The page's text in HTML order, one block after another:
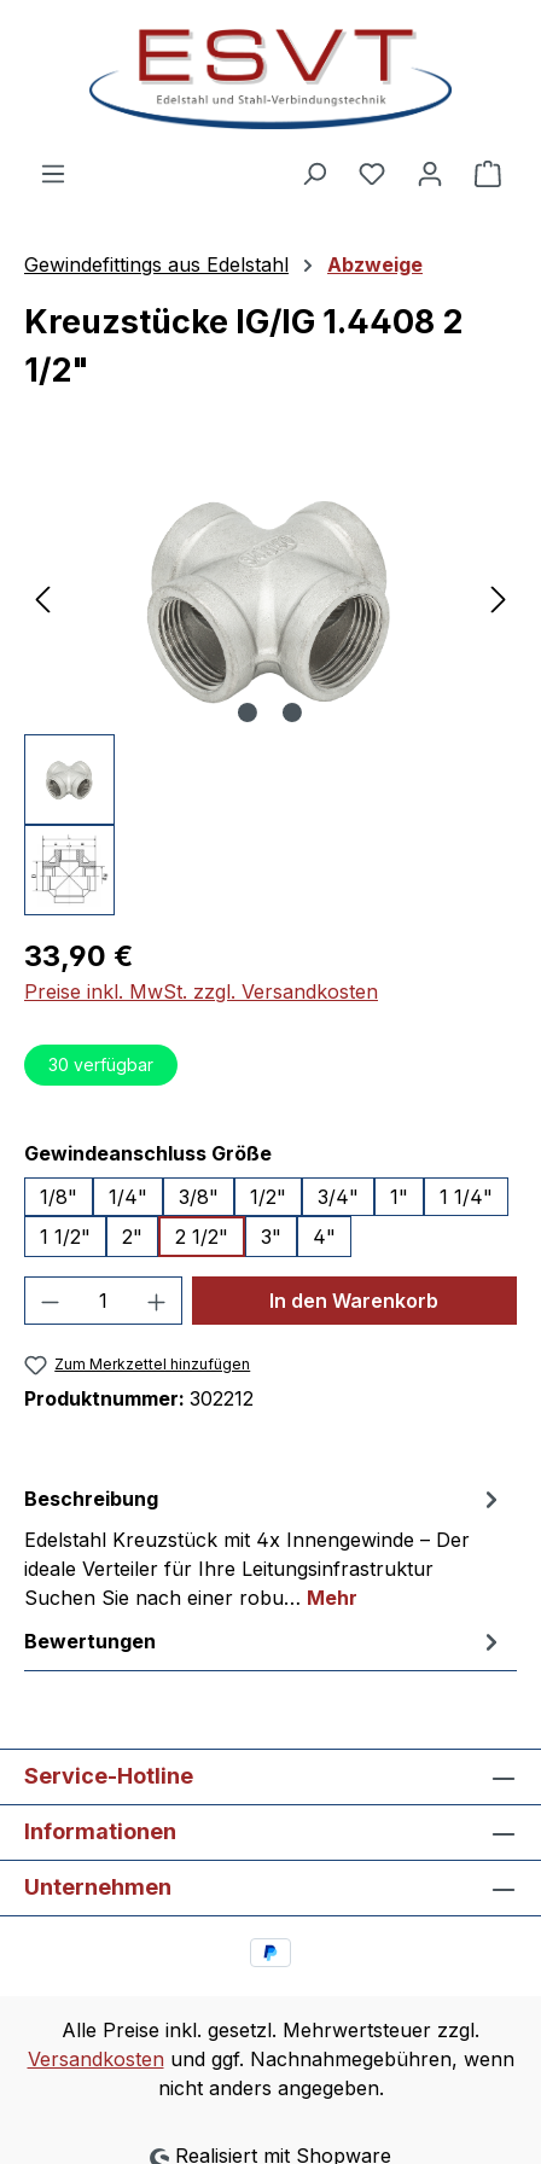
Zum Hauptinhalt springen
Gewindefittings aus Edelstahl Abzweige
Kreuzstücke IG/IG 1.4408 2
1/2"
Regulärer Preis:
33,90 €
Preise inkl. MwSt. zzgl. Versandkosten
30 verfügbar
Gewindeanschluss Größeauswählen
1/8"
1/4" 3/8" 1/2" 3/4" 1"
1 1/4"
1 1/2"
2" 2 1/2" 3" 4"
Produkt Anzahl: Gib denIn den Warenkorb
Zum Merkzettel hinzufügen
Produktnummer: 302212
Beschreibung
Edelstahl Kreuzstück mit 4x Innengewinde – Der
ideale Verteiler für Ihre Leitungsinfrastruktur
Suchen Sie nach einer robu… Mehr
Bewertungen
Service-Hotline
Informationen
Unternehmen
Alle Preise inkl. gesetzl. Mehrwertsteuer zzgl.
Versandkostenund ggf. Nachnahmegebühren, wenn
nicht anders angegeben.
Realisiert mit Shopware